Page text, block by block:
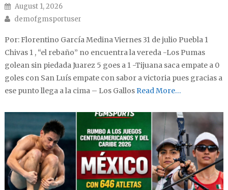
Posted on
August 1, 2026
Author
demofgmsportuser
Por: Florentino García Medina Viernes 31 de julio Puebla 1
Chivas 1 , “el rebaño” no encuentra la vereda -Los Pumas
golean sin piedada Juarez 5 goes a 1 -Tijuana saca empate a 0
goles con San Luís empate con sabor a victoria pues gracias a
ese punto llega a la cima – Los GallosRead More…